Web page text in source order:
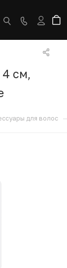
см,
для волос